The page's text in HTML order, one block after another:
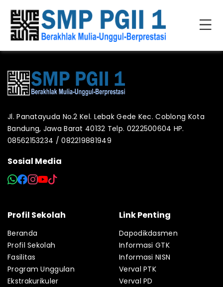
Jl. Panatayuda No.2 Kel. Lebak Gede Kec. Coblong Kota
Bandung, Jawa Barat 40132 Telp. 0222500604 HP.
08562153234 / 082219881949
Sosial Media
Profil Sekolah
Beranda
Profil Sekolah
Fasilitas
Program Unggulan
Ekstrakurikuler
Link Penting
Dapodikdasmen
Informasi GTK
Informasi NISN
Verval PTK
Verval PD